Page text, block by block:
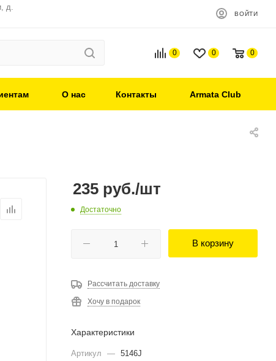
д.
ВОЙТИ
0 0 0
О нас Контакты Armata Club
235 руб./шт
Достаточно
В корзину
Рассчитать доставку
Хочу в подарок
Характеристики
Артикул — 5146J